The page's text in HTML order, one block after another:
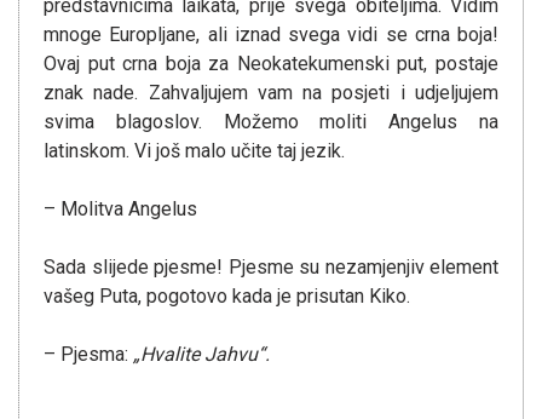
predstavnicima laikata, prije svega obiteljima. Vidim
mnoge Europljane, ali iznad svega vidi se crna boja!
Ovaj put crna boja za Neokatekumenski put, postaje
znak nade. Zahvaljujem vam na posjeti i udjeljujem
svima blagoslov. Možemo moliti Angelus na
latinskom. Vi još malo učite taj jezik.
– Molitva Angelus
Sada slijede pjesme! Pjesme su nezamjenjiv element
vašeg Puta, pogotovo kada je prisutan Kiko.
– Pjesma: „Hvalite Jahvu“.